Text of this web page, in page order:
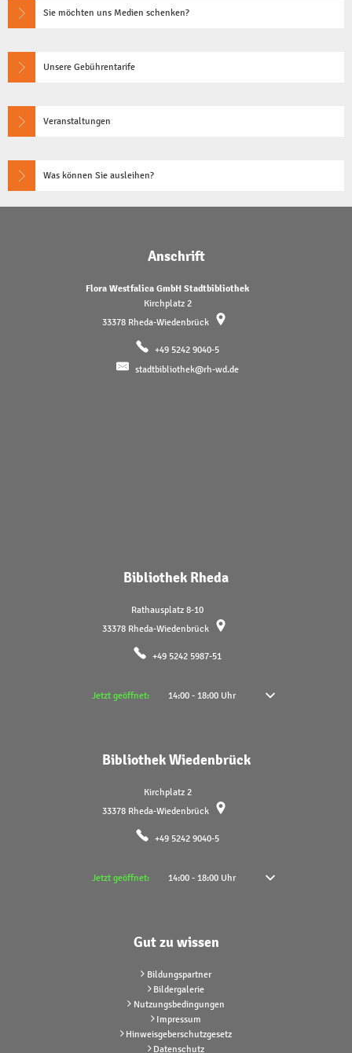
Sie möchten uns Medien schenken?
Unsere Gebührentarife
Veranstaltungen
Was können Sie ausleihen?
Anschrift
Flora Westfalica GmbH Stadtbibliothek
Kirchplatz 2
33378 Rheda-Wiedenbrück
+49 5242 9040-5
stadtbibliothek@rh-wd.de
Bibliothek Rheda
Rathausplatz 8-10
33378 Rheda-Wiedenbrück
+49 5242 5987-51
Klicken, um weitere Öffnungs- oder Schließzeiten auszublenden
Jetzt geöffnet: 14:00- 18:00Uhr Von 14:00 bis 18:00 Uhr
Bibliothek Wiedenbrück
Kirchplatz 2
33378 Rheda-Wiedenbrück
+49 5242 9040-5
Klicken, um weitere Öffnungs- oder Schließzeiten auszublenden
Jetzt geöffnet: 14:00- 18:00Uhr Von 14:00 bis 18:00 Uhr
Gut zu wissen
Bildungspartner
Bildergalerie
Nutzungsbedingungen
Impressum
Hinweisgeberschutzgesetz
Datenschutz